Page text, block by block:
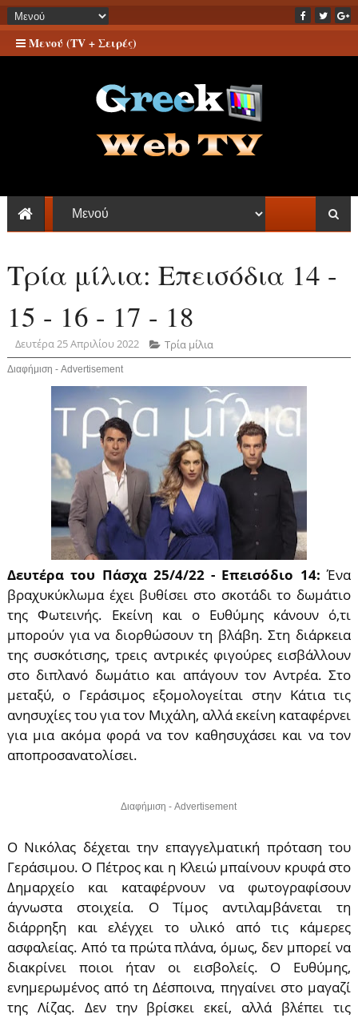
Μενού (TV + Σειρές)
Τρία μίλια: Επεισόδια 14 -
15 - 16 - 17 - 18
Δευτέρα 25 Απριλίου 2022 Τρία μίλια
Διαφήμιση - Advertisement
Δευτέρα του Πάσχα 25/4/22 - Επεισόδιο 14:Ένα
βραχυκύκλωμα έχει βυθίσει στο σκοτάδι το δωμάτιο
της Φωτεινής. Εκείνη και ο Ευθύμης κάνουν ό,τι
μπορούν για να διορθώσουν τη βλάβη. Στη διάρκεια
της συσκότισης, τρεις αντρικές φιγούρες εισβάλλουν
στο διπλανό δωμάτιο και απάγουν τον Αντρέα. Στο
μεταξύ, ο Γεράσιμος εξομολογείται στην Κάτια τις
ανησυχίες του για τον Μιχάλη, αλλά εκείνη καταφέρνει
για μια ακόμα φορά να τον καθησυχάσει και να τον
αποπροσανατολίσει.
Διαφήμιση - Advertisement
Ο Νικόλας δέχεται την επαγγελματική πρόταση του
Γεράσιμου. Ο Πέτρος και η Κλειώ μπαίνουν κρυφά στο
Δημαρχείο και καταφέρνουν να φωτογραφίσουν
άγνωστα στοιχεία. Ο Τίμος αντιλαμβάνεται τη
διάρρηξη και ελέγχει το υλικό από τις κάμερες
ασφαλείας. Από τα πρώτα πλάνα, όμως, δεν μπορεί να
διακρίνει ποιοι ήταν οι εισβολείς. Ο Ευθύμης,
ενημερωμένος από τη Δέσποινα, πηγαίνει στο μαγαζί
της Λίζας. Δεν την βρίσκει εκεί, αλλά βλέπει τις